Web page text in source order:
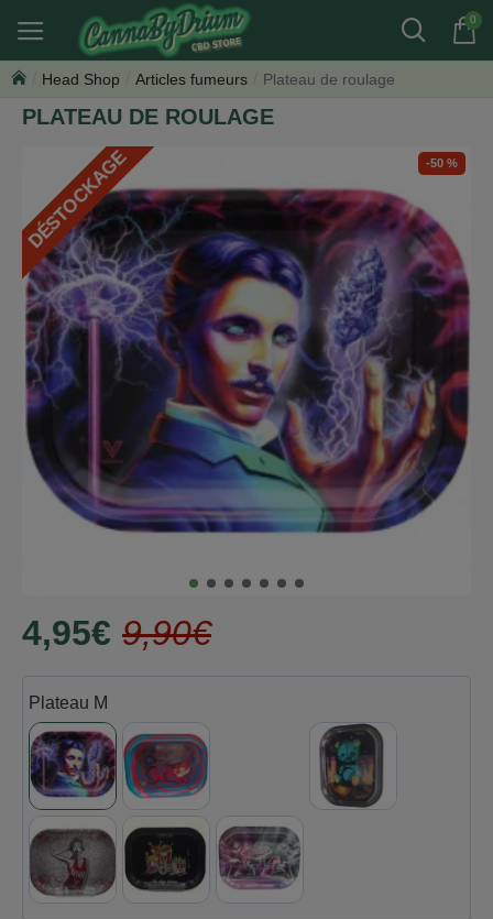
0
Head Shop Articles fumeurs Plateau de roulage
PLATEAU DE ROULAGE
DÉSTOCKAGE -50 %
4,95€ 9,90€
Plateau M